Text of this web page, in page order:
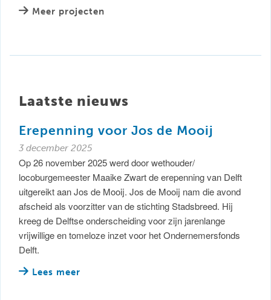
Meer projecten
Laatste nieuws
Erepenning voor Jos de Mooij
3 december 2025
Op 26 november 2025 werd door wethouder/
locoburgemeester Maaike Zwart de erepenning van Delft
uitgereikt aan Jos de Mooij. Jos de Mooij nam die avond
afscheid als voorzitter van de stichting Stadsbreed. Hij
kreeg de Delftse onderscheiding voor zijn jarenlange
vrijwillige en tomeloze inzet voor het Ondernemersfonds
Delft.
Lees meer